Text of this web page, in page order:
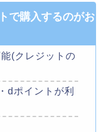
で購入するのがお
(クレジットの
dポイントが利